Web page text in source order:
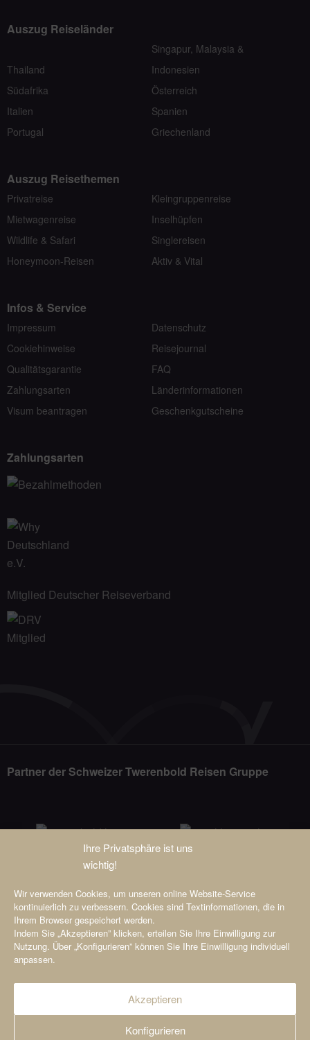
Ihre Privatsphäre ist uns
wichtig!
Wir verwenden Cookies, um unseren online Website-Service
kontinuierlich zu verbessern. Cookies sind Textinformationen, die in
Ihrem Browser gespeichert werden.
Indem Sie „Akzeptieren” klicken, erteilen Sie Ihre Einwilligung zur
Nutzung. Über „Konfigurieren” können Sie Ihre Einwilligung individuell
anpassen.
Akzeptieren
Konfigurieren
Auszug Reiseländer
Thailand
Singapur, Malaysia &
Indonesien
Südafrika
Österreich
Italien
Spanien
Portugal
Griechenland
Auszug Reisethemen
Privatreise
Kleingruppenreise
Mietwagenreise
Inselhüpfen
Wildlife & Safari
Singlereisen
Honeymoon-Reisen
Aktiv & Vital
Infos & Service
Impressum
Datenschutz
Cookiehinweise
Reisejournal
Qualitätsgarantie
FAQ
Zahlungsarten
Länderinformationen
Visum beantragen
Geschenkgutscheine
Zahlungsarten
Mitglied Deutscher Reiseverband
Partner der Schweizer Twerenbold Reisen Gruppe
© 2026 Viamonda GmbH i.L.